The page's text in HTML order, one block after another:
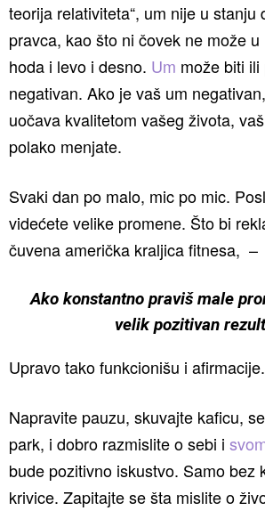
teorija relativiteta“, um nije u stanju
pravca, kao što ni čovek ne može
hoda i levo i desno. Um može biti
negativan. Ako je vaš um
uočava kvalitetom vašeg života,
polako menjate.
Svaki dan po malo, mic po mic.
videćete velike promene. Što bi
čuvena američka kraljica fitnesa, –
Ako konstantno praviš male
velik pozitivan
Upravo tako funkcionišu i afirmacije.
Napravite pauzu, skuvajte kaficu,
park, i dobro razmislite o sebi i
bude pozitivno iskustvo. Samo bez
krivice. Zapitajte se šta mislite o